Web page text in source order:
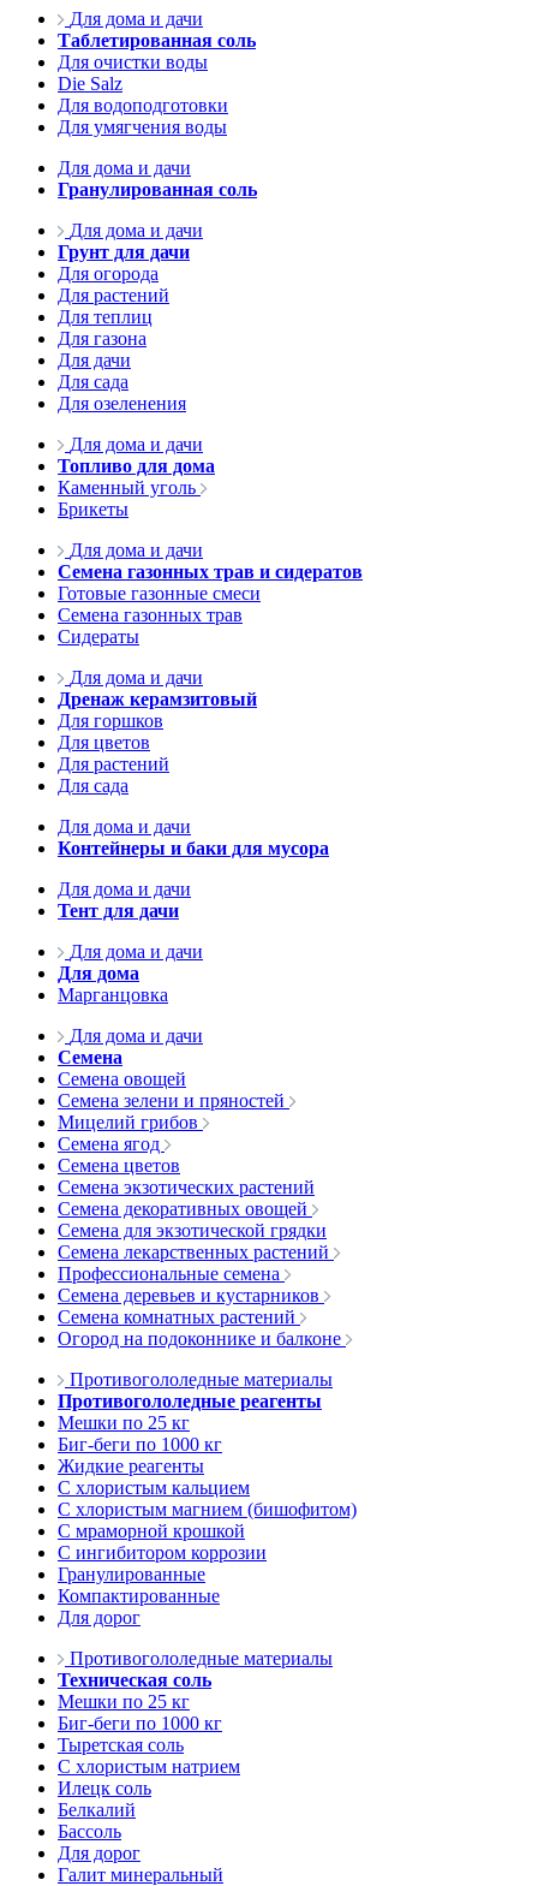
Для дома и дачи
Таблетированная соль
Для очистки воды
Die Salz
Для водоподготовки
Для умягчения воды
Для дома и дачи
Гранулированная соль
Для дома и дачи
Грунт для дачи
Для огорода
Для растений
Для теплиц
Для газона
Для дачи
Для сада
Для озеленения
Для дома и дачи
Топливо для дома
Каменный уголь
Брикеты
Для дома и дачи
Семена газонных трав и сидератов
Готовые газонные смеси
Семена газонных трав
Сидераты
Для дома и дачи
Дренаж керамзитовый
Для горшков
Для цветов
Для растений
Для сада
Для дома и дачи
Контейнеры и баки для мусора
Для дома и дачи
Тент для дачи
Для дома и дачи
Для дома
Марганцовка
Для дома и дачи
Семена
Семена овощей
Семена зелени и пряностей
Мицелий грибов
Семена ягод
Семена цветов
Семена экзотических растений
Семена декоративных овощей
Семена для экзотической грядки
Семена лекарственных растений
Профессиональные семена
Семена деревьев и кустарников
Семена комнатных растений
Огород на подоконнике и балконе
Противогололедные материалы
Противогололедные реагенты
Мешки по 25 кг
Биг-беги по 1000 кг
Жидкие реагенты
С хлористым кальцием
С хлористым магнием (бишофитом)
С мраморной крошкой
С ингибитором коррозии
Гранулированные
Компактированные
Для дорог
Противогололедные материалы
Техническая соль
Мешки по 25 кг
Биг-беги по 1000 кг
Тыретская соль
С хлористым натрием
Илецк соль
Белкалий
Бассоль
Для дорог
Галит минеральный